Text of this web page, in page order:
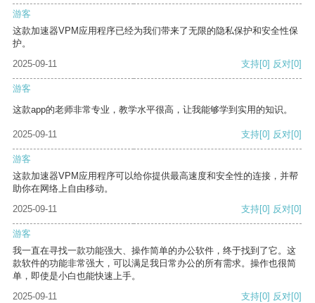
游客
这款加速器VPM应用程序已经为我们带来了无限的隐私保护和安全性保
护。
2025-09-11
支持[0] 反对[0]
游客
这款app的老师非常专业，教学水平很高，让我能够学到实用的知识。
2025-09-11 支持[0] 反对[0]
游客
这款加速器VPM应用程序可以给你提供最高速度和安全性的连接，并帮
助你在网络上自由移动。
2025-09-11
支持[0] 反对[0]
游客
我一直在寻找一款功能强大、操作简单的办公软件，终于找到了它。这
款软件的功能非常强大，可以满足我日常办公的所有需求。操作也很简
单，即使是小白也能快速上手。
2025-09-11
支持[0] 反对[0]